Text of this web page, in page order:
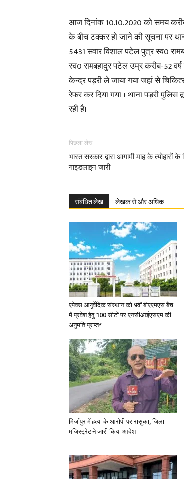
आज दिनांक 10.10.2020 को समय
के बीच टक्कर हो जाने की सूचना पर
5431 सवार विशाल पटेल पुत्र स्व0
स्व0 रामबहादुर पटेल उम्र करीब-52
केन्द्र पड़री ले जाया गया जहां से
रेफर कर दिया गया । थाना पड़री
रही है।
पिछला लेख
भारत सरकार द्वारा आगामी माह के त्योहारों
गाइडलाइन जारी
संबंधित लेख लेखक से और अधिक
एपेक्स आयुर्वेदिक संस्थान को 9वीं बीएएमएस बैच
में प्रवेश हेतु 100 सीटों पर एनसीआईएसएम की
अनुमति प्राप्त*
मिर्जापुर में हत्या के आरोपी पर रासुका, जिला
मजिस्ट्रेट ने जारी किया आदेश